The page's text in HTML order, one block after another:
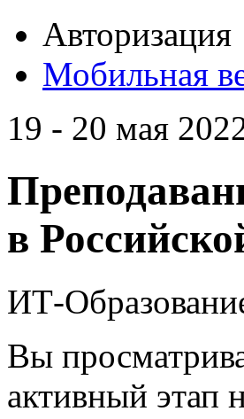
Авторизация
Мобильная
19 - 20 мая
в
ИТ-
Вы
активный этап